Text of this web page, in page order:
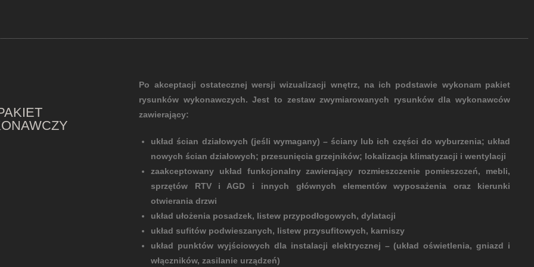
Po akceptacji ostatecznej wersji wizualizacji wnętrz, na ich podstawie wykonam pakiet
rysunków wykonawczych. Jest to zestaw zwymiarowanych rysunków dla wykonawców
zawierający:
układ ścian działowych (jeśli wymagany) – ściany lub ich części do wyburzenia; układ
nowych ścian działowych; przesunięcia grzejników; lokalizacja klimatyzacji i wentylacji
zaakceptowany układ funkcjonalny zawierający rozmieszczenie pomieszczeń, mebli,
sprzętów RTV i AGD i innych głównych elementów wyposażenia oraz kierunki
otwierania drzwi
układ ułożenia posadzek, listew przypodłogowych, dylatacji
układ sufitów podwieszanych, listew przysufitowych, karniszy
układ punktów wyjściowych dla instalacji elektrycznej – (układ oświetlenia, gniazd i
włączników, zasilanie urządzeń)